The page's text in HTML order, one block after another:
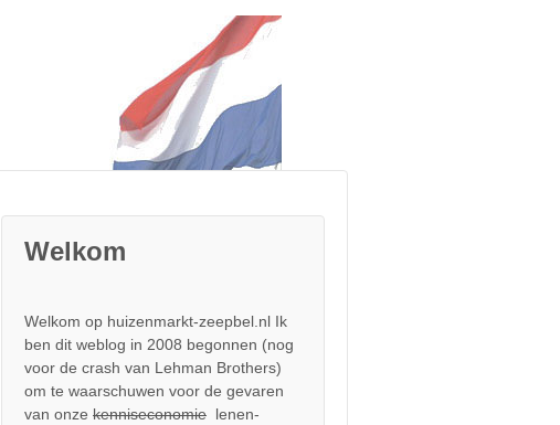
Welkom
Welkom op huizenmarkt-zeepbel.nl Ik
ben dit weblog in 2008 begonnen (nog
voor de crash van Lehman Brothers)
om te waarschuwen voor de gevaren
van onzekenniseconomie lenen-